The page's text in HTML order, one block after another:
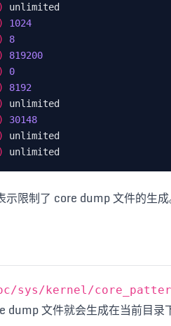
)
)
1024
)
8
)
819200
)
0
)
8192
)
)
30148
)
)
限制了 core dump 文件的生成
sys/kernel/
文件就会生成在当前目录